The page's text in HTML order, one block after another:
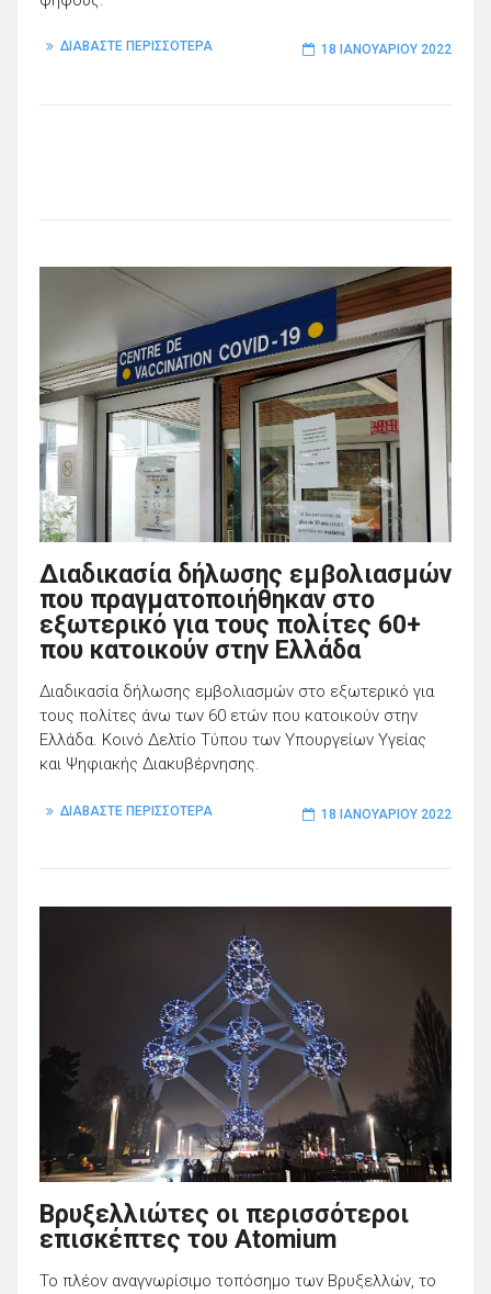
ΔΙΑΒΑΣΤΕ ΠΕΡΙΣΣΟΤΕΡΑ 18 ΙΑΝΟΥΑΡΊΟΥ 2022
Διαδικασία δήλωσης εμβολιασμών
που πραγματοποιήθηκαν στο
εξωτερικό για τους πολίτες 60+
που κατοικούν στην Ελλάδα
Διαδικασία δήλωσης εμβολιασμών στο εξωτερικό για
τους πολίτες άνω των 60 ετών που κατοικούν στην
Ελλάδα. Κοινό Δελτίο Τύπου των Υπουργείων Υγείας
και Ψηφιακής Διακυβέρνησης.
ΔΙΑΒΑΣΤΕ ΠΕΡΙΣΣΟΤΕΡΑ 18 ΙΑΝΟΥΑΡΊΟΥ 2022
Βρυξελλιώτες οι περισσότεροι
επισκέπτες του Atomium
Το πλέον αναγνωρίσιμο τοπόσημο των Βρυξελλών, το